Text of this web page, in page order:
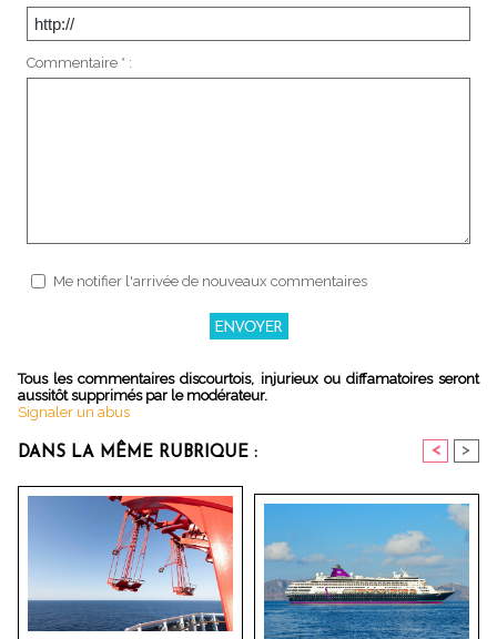
Commentaire * :
Me notifier l'arrivée de nouveaux commentaires
Tous les commentaires discourtois, injurieux ou diffamatoires seront
aussitôt supprimés par le modérateur.
Signaler un abus
DANS LA MÊME RUBRIQUE : < >